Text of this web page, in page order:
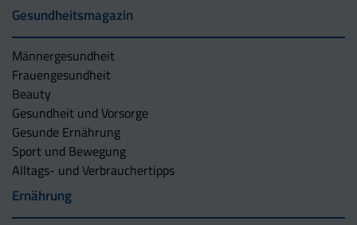
Gesundheitsmagazin
Männergesundheit
Frauengesundheit
Beauty
Gesundheit und Vorsorge
Gesunde Ernährung
Sport und Bewegung
Alltags- und Verbrauchertipps
Ernährung